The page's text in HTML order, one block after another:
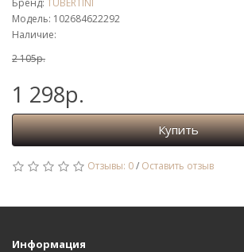
Бренд: TUBERTINI
Модель: 102684622292
Наличие:
2 105р.
1 298р.
Купить
Отзывы: 0/ Оставить отзыв
Информация